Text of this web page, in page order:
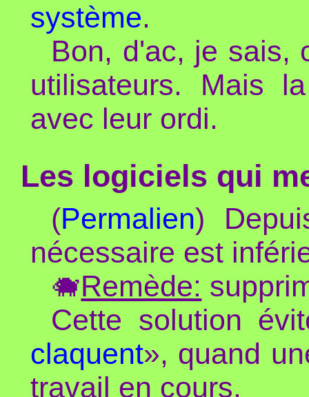
système.
Bon, d'ac, je sais,
utilisateurs. Mais
avec leur ordi.
Les logiciels qui
(Permalien)
nécessaire est
🐗Remède:
Cette solution
claquent», quand
travail en cours.